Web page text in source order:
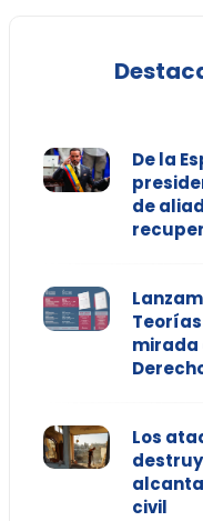
De la
de
mirada
Los
civil